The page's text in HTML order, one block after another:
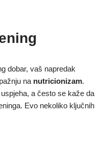
dobar, vaš napredak
na nutricionizam.
a često se kaže da
Evo nekoliko ključnih